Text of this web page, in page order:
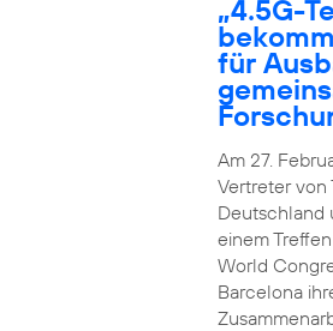
„4.5G-
für
Am 27.
Vertreter von
Deutschland
einem
World
Barcelona